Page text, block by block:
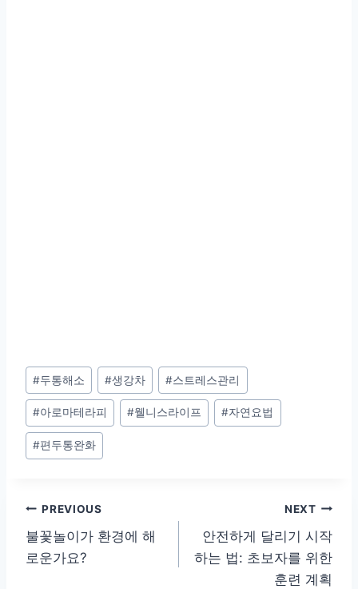
Post
Tags:
#두통해소 #생강차 #스트레스관리
#아로마테라피 #웰니스라이프 #자연요법
#편두통완화
글
탐
PREVIOUS
불꽃놀이가 환경에 해
로운가요?
NEXT
안전하게 달리기 시작
하는 법: 초보자를 위한
훈련 계획